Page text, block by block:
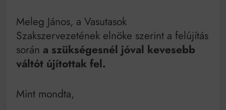
Meleg János, a Vasutasok
Szakszervezetének elnöke szerint a felújítás
során a szükségesnél jóval kevesebb
váltót újítottak fel.
Mint mondta,